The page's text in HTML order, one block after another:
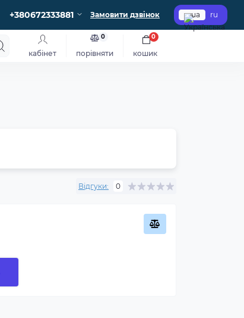
+380672333881 Замовити дзвінок ua ru
кабінет порівняти
0
кошик
0
Відгуки: 0